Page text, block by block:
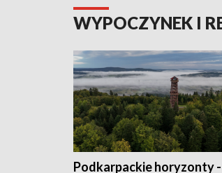
WYPOCZYNEK I
Podkarpackie horyzonty -